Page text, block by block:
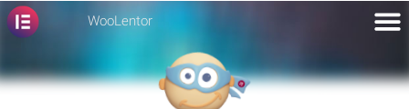
WooLentor